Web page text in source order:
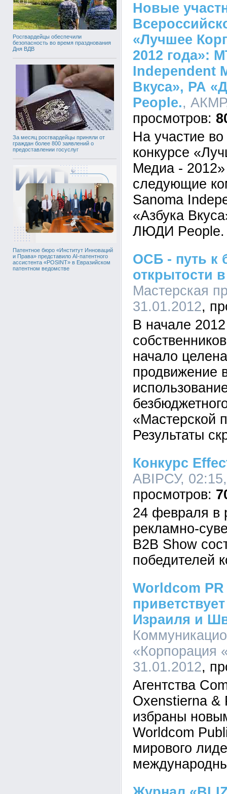
Росгвардейцы обеспечили
безопасность во время празднования
Дня ВДВ
За месяц росгвардейцы приняли от
граждан более 800 заявлений о
предоставлении госуслуг
Патентное бюро «Институт Инноваций
и Права» представило AI-патентного
ассистента «POSINT» в Евразийском
патентном ведомстве
Новые
«Лучшее
2012 года»:
Independent
Вкуса», РА
People.,
На участие
конкурсе
Медиа - 2012»
следующие
Sanoma
«Азбука
ЛЮДИ People.
ОСБ - путь к
открытости
Мастерская
31.01.2012
В начале
начало
продвижение
«Мастерской
Результаты
Конкурс
АВІРСУ,
24 февраля в
рекламно-
B2B Show
победителей
Worldcom
Израиля и
«Корпорация
31.01.2012
Агентства
Oxenstierna
избраны
Worldcom
мирового